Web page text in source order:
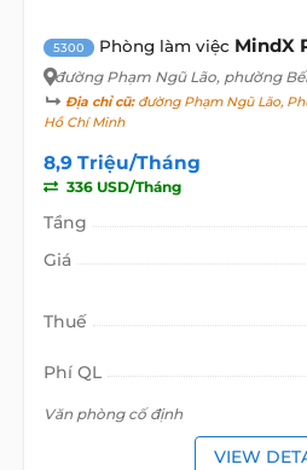
5300 Phòng làm việc MindX
đường Phạm Ngũ Lão, phường
Địa chỉ cũ:đường Phạm Ngũ Lão,
Hồ Chí Minh
8,9 Triệu/Tháng
336 USD/Tháng
Tầng
Giá
Thuế
Phí QL
Văn phòng cố định
VIEW